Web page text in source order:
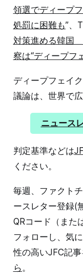
領選でディープ
処罰に困難も”、
対策進める韓国
察は“ディープフ
ディープフェイ
議論は、世界で
ニュース
判定基準などは
ください。
毎週、ファクト
ースレター登録(
QRコード（また
フォローし、気
性の高いJFC記
ら 。